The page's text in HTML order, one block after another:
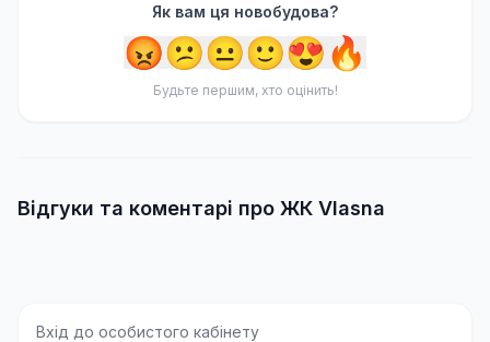
Як вам ця новобудова?
😡😕😐🙂😍🔥
Будьте першим, хто оцінить!
Відгуки та коментарі про ЖК Vlasna
Вхід до особистого кабінету